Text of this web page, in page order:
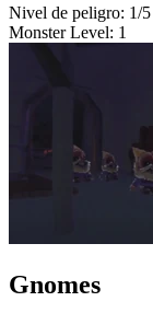
Nivel de peligro: 1/5
Monster Level: 1
Gnomes